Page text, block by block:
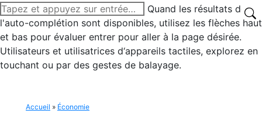
Recherche
:
Quand les résultats de
l'auto-complétion sont disponibles, utilisez les flèches haut
et bas pour évaluer entrer pour aller à la page désirée.
Utilisateurs et utilisatrices d‘appareils tactiles, explorez en
touchant ou par des gestes de balayage.
Accueil » Économie